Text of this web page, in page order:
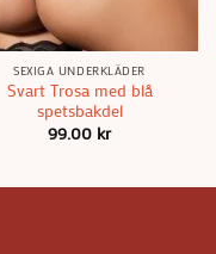
SEXIGA UNDERKLÄDER
Svart Trosa med blå
spetsbakdel
99.00 kr